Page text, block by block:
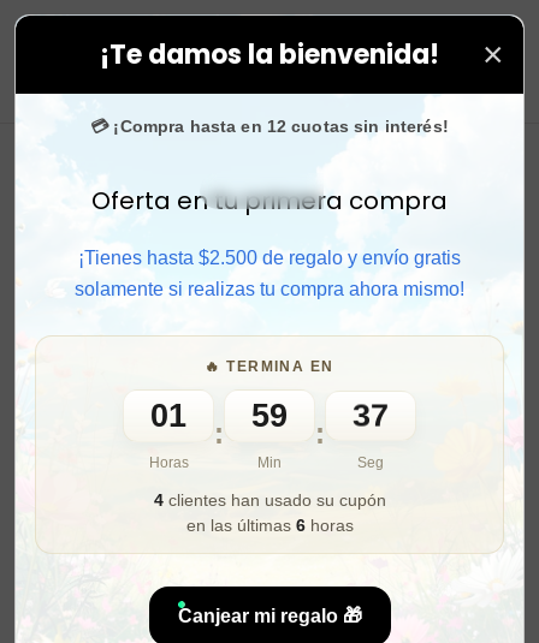
¡Te damos la bienvenida! ×
💳 ¡Compra hasta en 12 cuotas sin interés!
Activar sonido
Oferta en tu primera compra
¡Tienes hasta $2.500 de regalo y envío gratis
solamente si realizas tu compra ahora mismo!
🔥 TERMINA EN
01
Horas
: 59
Min
: 36
Seg
4clientes han usado su cupón
en las últimas 6horas
Canjear mi regalo 🎁
tus compras. ⚡ Compra rápido y aprovecha. 💙